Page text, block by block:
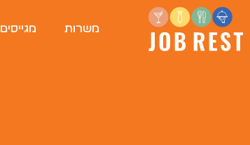
משרות מגייסים